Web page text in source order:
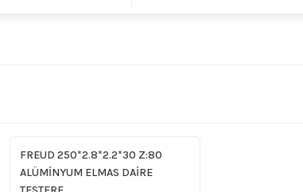
FREUD 250*2.8*2.2*30 Z:80
ALÜMİNYUM ELMAS DAİRE